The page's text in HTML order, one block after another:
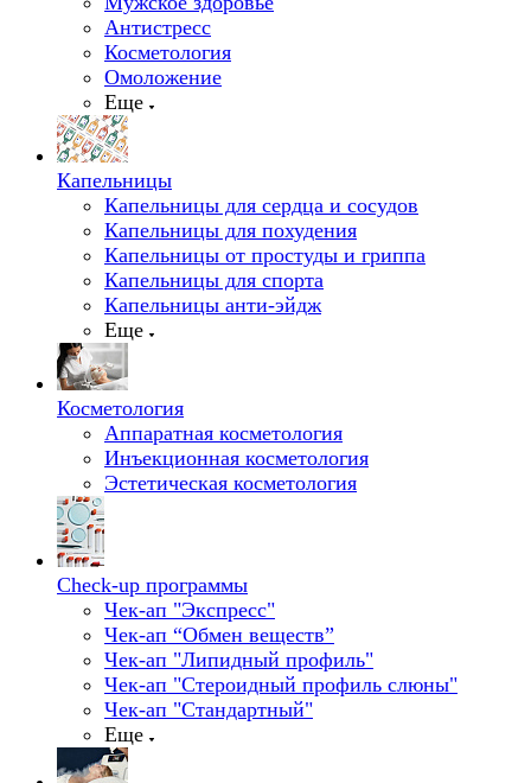
Антистресс
Косметология
Омоложение
Еще
Капельницы
Капельницы для сердца и сосудов
Капельницы для похудения
Капельницы от простуды и гриппа
Капельницы для спорта
Капельницы анти-эйдж
Еще
Косметология
Аппаратная косметология
Инъекционная косметология
Эстетическая косметология
Check-up программы
Чек-ап "Экспресс"
Чек-ап “Обмен веществ”
Чек-ап "Липидный профиль"
Чек-ап "Стероидный профиль слюны"
Чек-ап "Стандартный"
Еще